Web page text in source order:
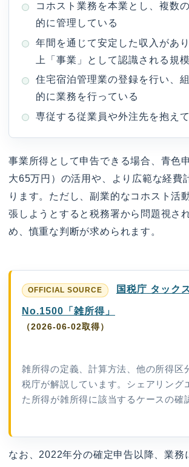
コホスト業務を本業とし、複数
的に管理している
年間を通じて安定した収入があ
上「事業」として認識される規模
住宅宿泊管理業の登録を行い、
的に業務を行っている
専従する従業員や外注先を抱え
事業所得として申告できる場合、青色
大65万円）の活用や、より広範な経費
ります。ただし、副業的なコホスト活
張しようとすると税務署から問題視さ
め、慎重な判断が求められます。
国税庁 タック
No.1500「雑所得」
（2026-06-02取得）
雑所得の定義、計算方法、他の所得区
税庁が解説しています。シェアリング
た所得が雑所得に該当するケースの確
なお、2022年分の確定申告以降、業務